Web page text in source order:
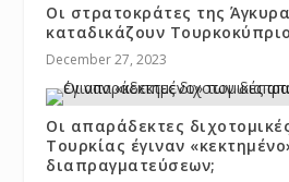
Οι στρατοκράτες της
καταδικάζουν
December 27, 2023
Οι απαράδεκτες
Τουρκίας έγιναν
διαπραγματεύσεων;